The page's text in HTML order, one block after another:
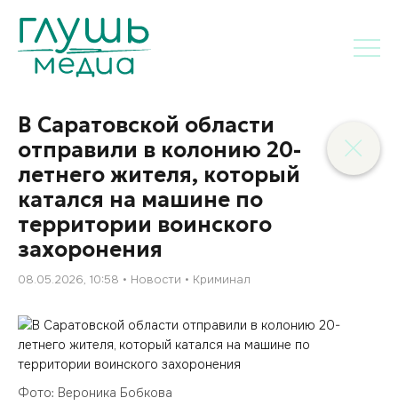
В Саратовской области
отправили в колонию 20-
летнего жителя, который
катался на машине по
территории воинского
захоронения
08.05.2026, 10:58 Новости Криминал
Фото: Вероника Бобкова